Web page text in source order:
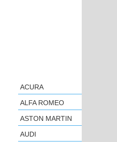
ACURA
ALFA ROMEO
ASTON MARTIN
AUDI